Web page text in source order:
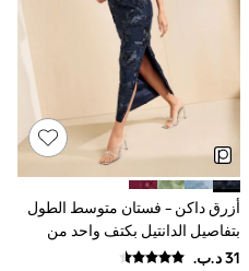
All
أزرق داكن - فستان متوسط الطول
بتفاصيل الدانتيل بكتف واحد من
Friends Like These